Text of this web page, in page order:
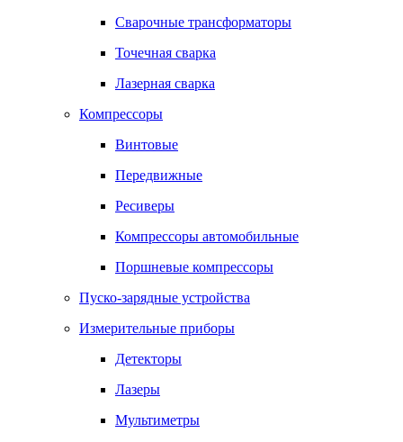
Сварочные трансформаторы
Точечная сварка
Лазерная сварка
Компрессоры
Винтовые
Передвижные
Ресиверы
Компрессоры автомобильные
Поршневые компрессоры
Пуско-зарядные устройства
Измерительные приборы
Детекторы
Лазеры
Мультиметры